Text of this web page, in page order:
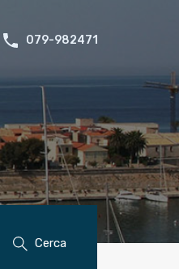
079-982471
Cerca